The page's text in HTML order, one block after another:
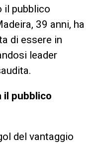
il pubblico
39 anni, ha
di essere in
leader
il pubblico
del vantaggio